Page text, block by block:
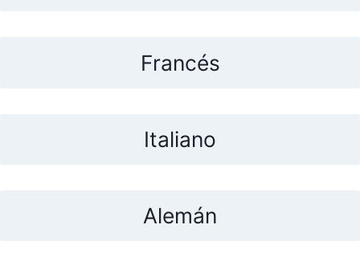
Francés
Italiano
Alemán